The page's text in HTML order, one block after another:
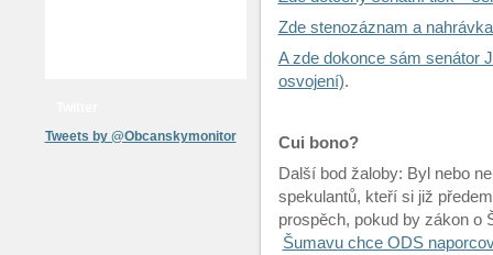
Tweets by @Obcanskymonitor
Zde stenozáznam a
A zde dokonce sám senátor
osvojení).
Cui bono?
Další bod žaloby: Byl nebo
spekulantů, kteří si již
prospěch, pokud by zákon o
Šumavu chce ODS